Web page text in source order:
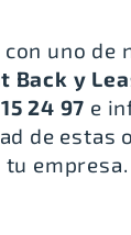
con uno de
Back y
24 97 e
de estas
empresa.